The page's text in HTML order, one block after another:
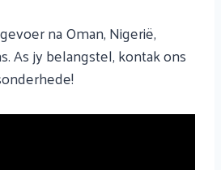
na Oman, Nigerië,
As jy belangstel, kontak ons